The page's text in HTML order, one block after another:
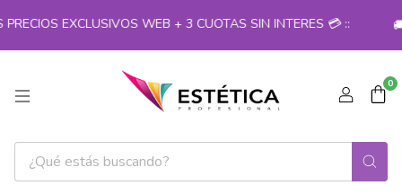
EXCLUSIVOS WEB + 3 CUOTAS SIN INTERES 💳 ::
0